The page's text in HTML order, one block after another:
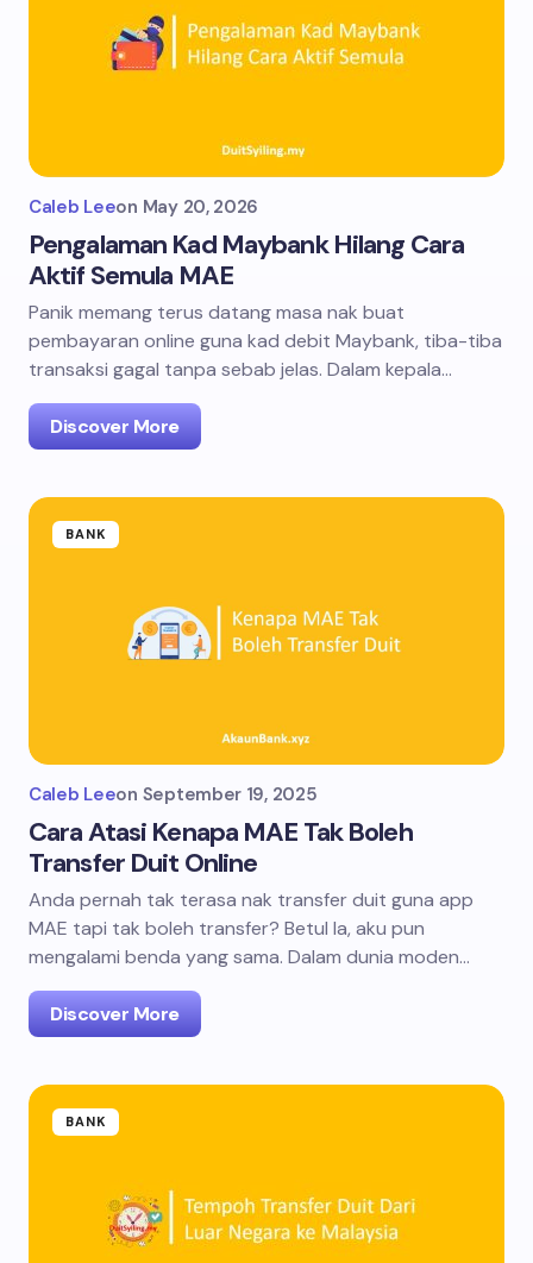
Caleb Leeon May 20, 2026
Pengalaman Kad Maybank Hilang Cara
Aktif Semula MAE
Panik memang terus datang masa nak buat
pembayaran online guna kad debit Maybank, tiba-tiba
transaksi gagal tanpa sebab jelas. Dalam kepala…
Discover More
BANK
Caleb Leeon September 19, 2025
Cara Atasi Kenapa MAE Tak Boleh
Transfer Duit Online
Anda pernah tak terasa nak transfer duit guna app
MAE tapi tak boleh transfer? Betul la, aku pun
mengalami benda yang sama. Dalam dunia moden…
Discover More
BANK